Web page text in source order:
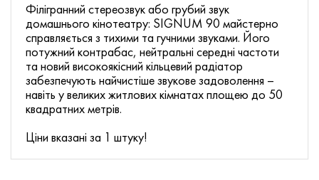
Філігранний стереозвук або грубий звук
домашнього кінотеатру: SIGNUM 90 майстерно
справляється з тихими та гучними звуками. Його
потужний контрабас, нейтральні середні частоти
та новий високоякісний кільцевий радіатор
забезпечують найчистіше звукове задоволення –
навіть у великих житлових кімнатах площею до 50
квадратних метрів.
Ціни вказані за 1 штуку!